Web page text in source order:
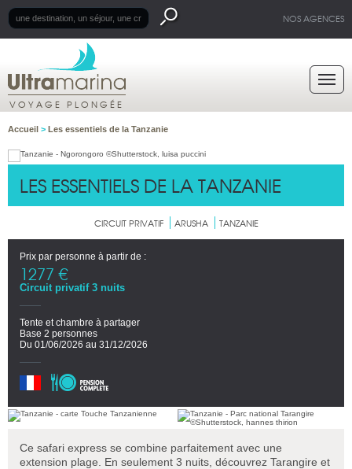
NOS AGENCES
VOYAGE PLONGÉE
Accueil > Les essentiels de la Tanzanie
LES ESSENTIELS DE LA TANZANIE
CIRCUIT PRIVATIF ARUSHA TANZANIE
Prix par personne à partir de :
1277 €
Circuit privatif 3 nuits
Tente et chambre à partager
Base 2 personnes
Du 01/06/2026 au 31/12/2026
Ce safari express se combine parfaitement avec une
extension plage. En seulement 3 nuits, découvrez Tarangire et